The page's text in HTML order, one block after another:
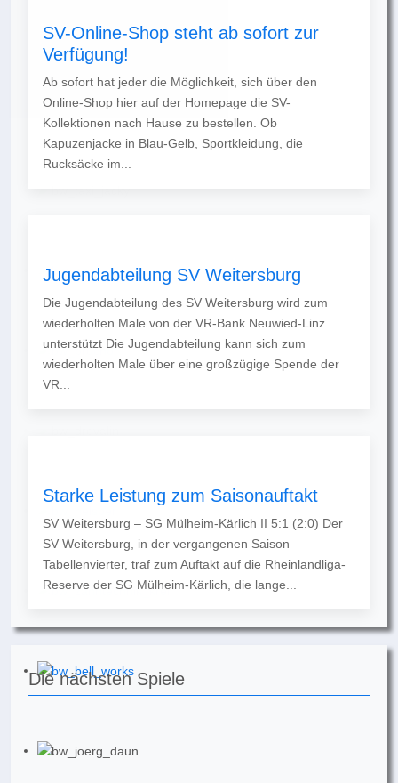
SV-Online-Shop steht ab sofort zur
Verfügung!
Ab sofort hat jeder die Möglichkeit, sich über den
Online-Shop hier auf der Homepage die SV-
Kollektionen nach Hause zu bestellen. Ob
Kapuzenjacke in Blau-Gelb, Sportkleidung, die
Rucksäcke im...
Jugendabteilung SV Weitersburg
Die Jugendabteilung des SV Weitersburg wird zum
wiederholten Male von der VR-Bank Neuwied-Linz
unterstützt Die Jugendabteilung kann sich zum
wiederholten Male über eine großzügige Spende der
VR...
Starke Leistung zum Saisonauftakt
SV Weitersburg – SG Mülheim-Kärlich II 5:1 (2:0) Der
SV Weitersburg, in der vergangenen Saison
Tabellenvierter, traf zum Auftakt auf die Rheinlandliga-
Reserve der SG Mülheim-Kärlich, die lange...
Die nächsten Spiele